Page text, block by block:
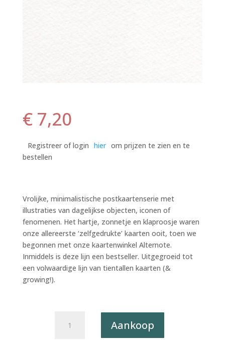
€7,20
Registreer of login hier om prijzen te zien en te
bestellen
Vrolijke, minimalistische postkaartenserie met
illustraties van dagelijkse objecten, iconen of
fenomenen. Het hartje, zonnetje en klaproosje waren
onze allereerste ‘zelfgedrukte’ kaarten ooit, toen we
begonnen met onze kaartenwinkel Alternote.
Inmiddels is deze lijn een bestseller. Uitgegroeid tot
een volwaardige lijn van tientallen kaarten (&
growing!).
Aankoop